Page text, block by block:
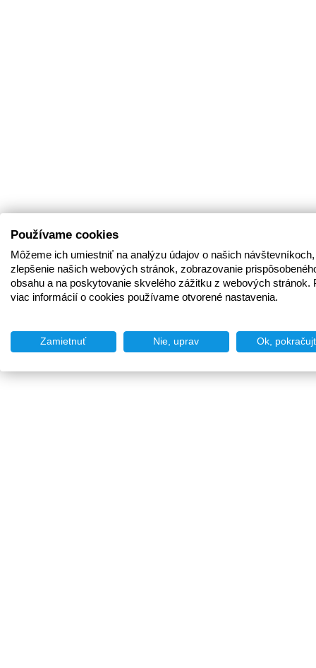
Používame cookies
Môžeme ich umiestniť na analýzu údajov o našich
zlepšenie našich webových stránok, zobrazovanie
obsahu a na poskytovanie skvelého zážitku z webových stránok.
viac informácií o cookies používame otvorené nastavenia.
Zamietnuť Nie, uprav Ok,